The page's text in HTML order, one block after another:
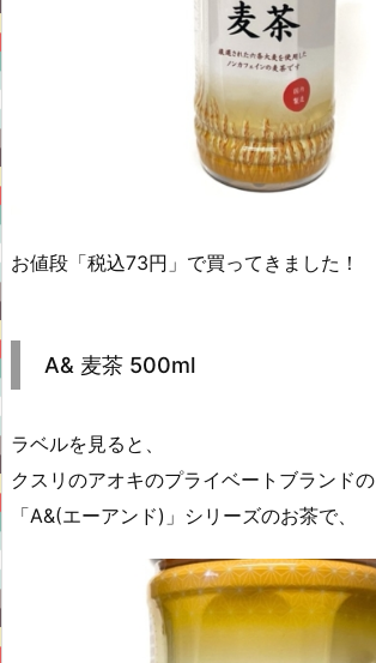
お値段「税込73円」で買ってきました！
A& 麦茶 500ml
ラベルを見ると、
クスリのアオキのプライベートブランドの
「A&(エーアンド)」シリーズのお茶で、